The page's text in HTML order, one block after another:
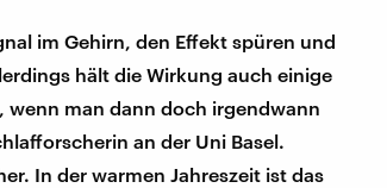
im Gehirn, den Effekt spüren und
hält die Wirkung auch einige
wenn man dann doch irgendwann
an der Uni Basel.
In der warmen Jahreszeit ist das